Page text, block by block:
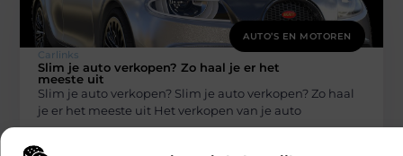
AUTO’S EN MOTOREN
Carlinks
Slim je auto verkopen? Zo haal je er het
meeste uit
Slim je auto verkopen? Slim je auto verkopen? Zo haal
je er het meeste uit Het verkopen van je auto